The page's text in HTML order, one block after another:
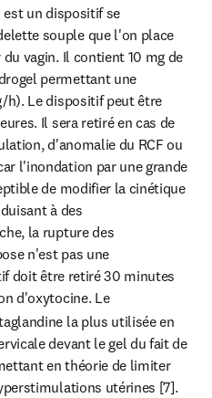
un dispositif se
souple que l'on place
vagin. Il contient 10 mg de
permettant une
h). Le dispositif peut être
Il sera retiré en cas de
d'anomalie du RCF ou
l'inondation par une grande
de modifier la cinétique
à des
la rupture des
n'est pas une
doit être retiré 30 minutes
d'oxytocine. Le
la plus utilisée en
devant le gel du fait de
en théorie de limiter
utérines [7].